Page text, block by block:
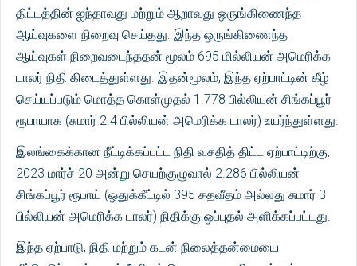
திட்டத்தின் ஐந்தாவது மற்றும் ஆறாவது ஒருங்கிணைந்த
ஆய்வுகளை நிறைவு செய்தது. இந்த ஒருங்கிணைந்த
ஆய்வுகள் நிறைவடைந்ததன் மூலம் 695 மில்லியன் அமெரிக்க
டாலர் நிதி கிடைத்துள்ளது. இதன்மூலம், இந்த ஏற்பாட்டின் கீழ்
செய்யப்படும் மொத்த கொள்முதல் 1.778 பில்லியன் சிங்கப்பூர்
ரூபாயாக (சுமார் 2.4 பில்லியன் அமெரிக்க டாலர்) உயர்ந்துள்ளது.
இலங்கைக்கான நீட்டிக்கப்பட்ட நிதி வசதித் திட்ட ஏற்பாட்டிற்கு,
2023 மார்ச் 20 அன்று செயற்குழுவால் 2.286 பில்லியன்
சிங்கப்பூர் ரூபாய் (ஒதுக்கீட்டில் 395 சதவீதம் அல்லது சுமார் 3
பில்லியன் அமெரிக்க டாலர்) நிதிக்கு ஒப்புதல் அளிக்கப்பட்டது.
இந்த ஏற்பாடு, நிதி மற்றும் கடன் நிலைத்தன்மையை